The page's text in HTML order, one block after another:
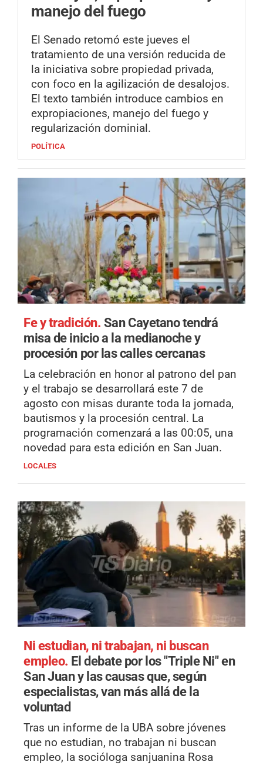
manejo del fuego
El Senado retomó este jueves el
tratamiento de una versión reducida de
la iniciativa sobre propiedad privada,
con foco en la agilización de desalojos.
El texto también introduce cambios en
expropiaciones, manejo del fuego y
regularización dominial.
POLÍTICA
Fe y tradición. San Cayetano tendrá
misa de inicio a la medianoche y
procesión por las calles cercanas
La celebración en honor al patrono del pan
y el trabajo se desarrollará este 7 de
agosto con misas durante toda la jornada,
bautismos y la procesión central. La
programación comenzará a las 00:05, una
novedad para esta edición en San Juan.
LOCALES
Ni estudian, ni trabajan, ni buscan
empleo. El debate por los "Triple Ni" en
San Juan y las causas que, según
especialistas, van más allá de la
voluntad
Tras un informe de la UBA sobre jóvenes
que no estudian, no trabajan ni buscan
empleo, la socióloga sanjuanina Rosa